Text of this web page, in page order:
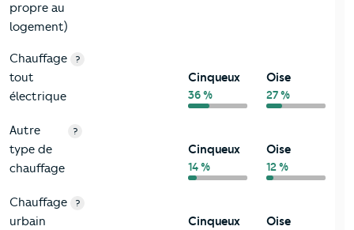
propre au
logement)
Chauffage
tout
électrique
?
Cinqueux
36 %
Oise
27 %
Autre
type de
chauffage
?
Cinqueux
14 %
Oise
12 %
Chauffage
urbain
?
Cinqueux Oise